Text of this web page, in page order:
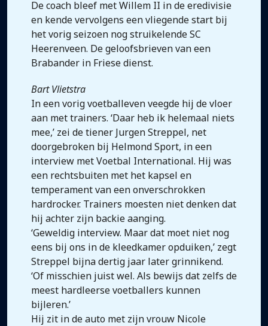
De coach bleef met Willem II in de eredivisie
en kende vervolgens een vliegende start bij
het vorig seizoen nog struikelende SC
Heerenveen. De geloofsbrieven van een
Brabander in Friese dienst.
Bart Vlietstra
In een vorig voetballeven veegde hij de vloer
aan met trainers. ‘Daar heb ik helemaal niets
mee,’ zei de tiener Jurgen Streppel, net
doorgebroken bij Helmond Sport, in een
interview met Voetbal International. Hij was
een rechtsbuiten met het kapsel en
temperament van een onverschrokken
hardrocker. Trainers moesten niet denken dat
hij achter zijn backie aanging.
‘Geweldig interview. Maar dat moet niet nog
eens bij ons in de kleedkamer opduiken,’ zegt
Streppel bijna dertig jaar later grinnikend.
‘Of misschien juist wel. Als bewijs dat zelfs de
meest hardleerse voetballers kunnen
bijleren.’
Hij zit in de auto met zijn vrouw Nicole